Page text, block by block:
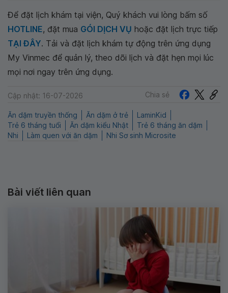
Để đặt lịch khám tại viện, Quý khách vui lòng bấm số
HOTLINE, đặt mua GÓI DỊCH VỤ hoặc đặt lịch trực tiếp
TẠI ĐÂY. Tải và đặt lịch khám tự động trên ứng dụng
My Vinmec để quản lý, theo dõi lịch và đặt hẹn mọi lúc
mọi nơi ngay trên ứng dụng.
Cập nhật: 16-07-2026 Chia sẻ
Ăn dặm truyền thống Ăn dặm ở trẻ
LaminKid
Trẻ 6 tháng tuổi
Ăn dặm kiểu Nhật
Trẻ 6 tháng ăn dặm
Nhi
Làm quen với ăn dặm Nhi Sơ sinh Microsite
Bài viết liên quan